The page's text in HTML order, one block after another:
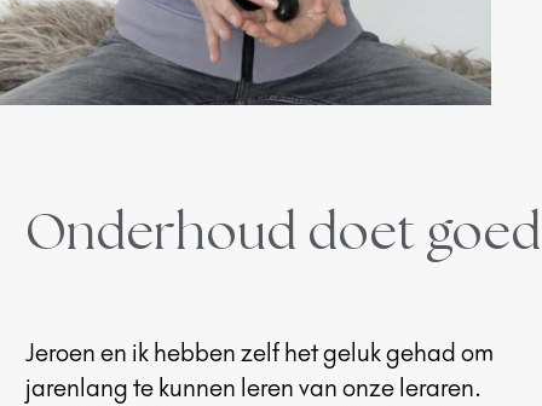
Onderhoud doet goed
Jeroen en ik hebben zelf het geluk gehad om
jarenlang te kunnen leren van onze leraren.